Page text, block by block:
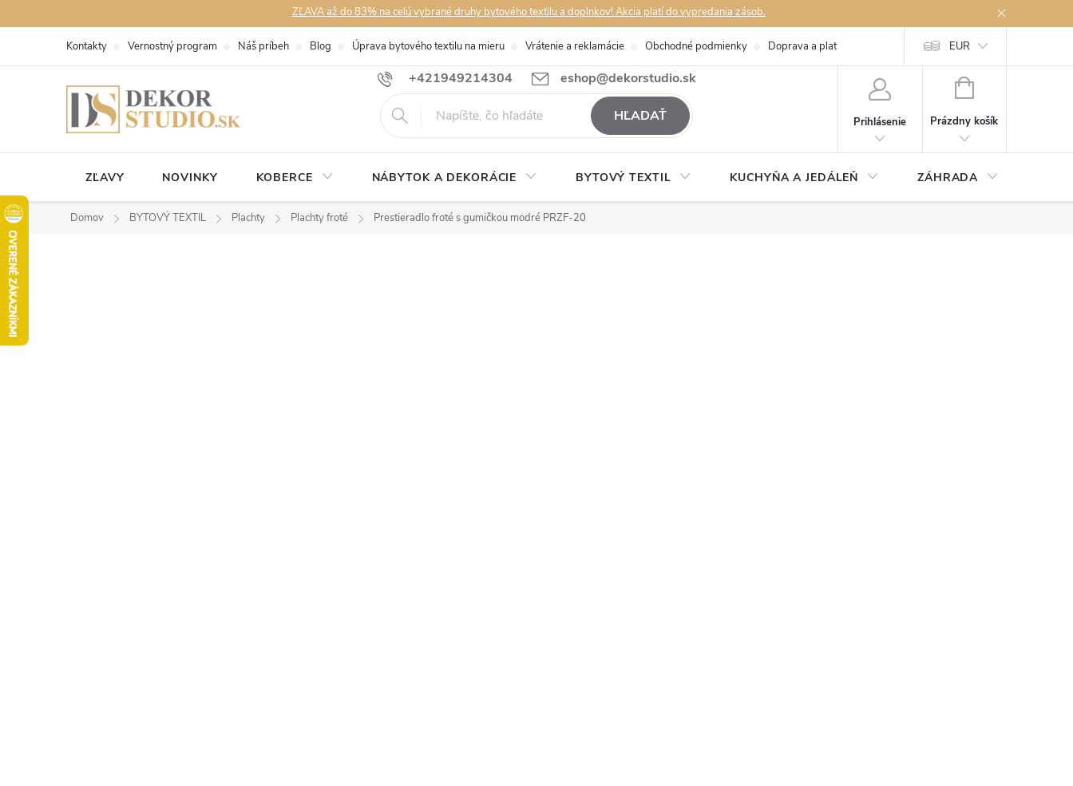
na
ZĽAVA až do 83% na celú vybrané druhy bytového textilu a doplnkov! Akcia platí do vypredania zásob.
+421949214304 eshop@dekorstudio.sk
Kontakty Vernostný program Náš príbeh Blog Úprava bytového textilu na mieru Vrátenie a reklamácie Obchodné podmienky Doprava a platby Podmienky ochrany osobných údajov
EUR
HĽADAŤ Prihlásenie
NÁKUPNÝ
Prázdny košík
ZĽAVY NOVINKY KOBERCE NÁBYTOK A DEKORÁCIE BYTOVÝ TEXTIL KUCHYŇA A JEDÁLEŇ ZÁHRADA
Domov BYTOVÝ TEXTIL Plachty Plachty froté Prestieradlo froté s gumičkou modré PRZF-20